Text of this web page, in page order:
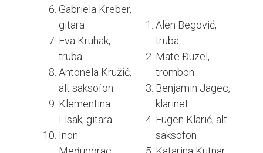
Gabriela Kreber,
gitara
Eva Kruhak,
truba
Antonela Kružić,
alt saksofon
Klementina
Lisak, gitara
Inon
Alen Begović,
truba
Mate Đuzel,
trombon
Benjamin Jagec,
klarinet
Eugen Klarić, alt
saksofon